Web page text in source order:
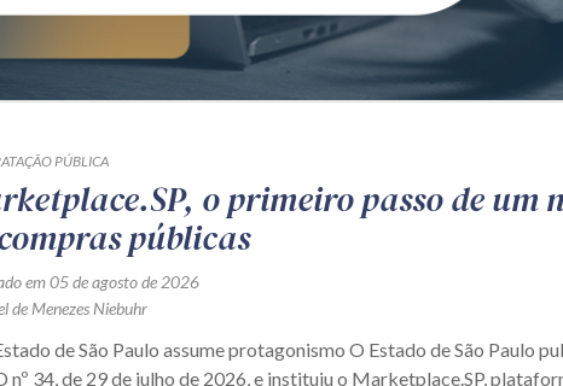
PÚBLICA
o primeiro passo de um
públicas
em 05 de agosto de 2026
de Menezes Niebuhr
de São Paulo assume protagonismo O Estado de São Paulo
nº 34, de 29 de julho de 2026, e instituiu o Marketplace.SP,